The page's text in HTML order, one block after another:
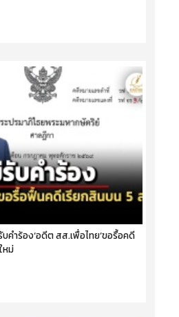
คำร้อง‘อดีต สส.เพื่อไทย’ขอรื้อคดี
หม่